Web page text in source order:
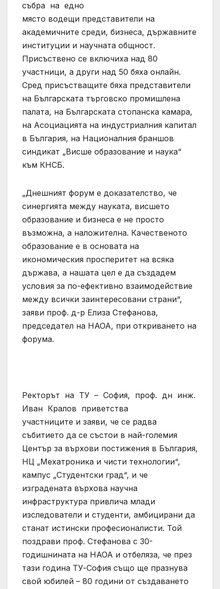
събра на едно
място водещи представители на
академичните среди, бизнеса, държавните
институции и научната общност.
Присъствено се включиха над 80
участници, а други над 50 бяха онлайн.
Сред присъстващите бяха представители
на Българската търговско промишлена
палата, на Българската стопанска камара,
на Асоциацията на индустриалния капитал
в България, на Националния браншов
синдикат „Висше образование и наука“
към КНСБ.
„Днешният форум е доказателство, че
синергията между науката, висшето
образование и бизнеса е не просто
възможна, а наложителна. Качественото
образование е в основата на
икономическия просперитет на всяка
държава, а нашата цел е да създадем
условия за по-ефективно взаимодействие
между всички заинтересовани страни“,
заяви проф. д-р Елиза Стефанова,
председател на НАОА, при откриването на
форума.
Ректорът на ТУ – София, проф. дн инж.
Иван Кралов приветства
участниците и заяви, че се радва
събитието да се състои в най-големия
Център за върхови постижения в България,
НЦ „Мехатроника и чисти технологии“,
кампус „Студентски град“, и че
изградената върхова научна
инфраструктура привлича млади
изследователи и студенти, амбицирани да
станат истински професионалисти. Той
поздрави проф. Стефанова с 30-
годишнината на НАОА и отбеляза, че през
тази година ТУ-София също ще празнува
свой юбилей – 80 години от създаването